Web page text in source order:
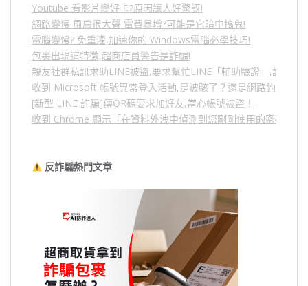
Youtube 看影片變好卡?原因讓人好驚訝!
網路變慢 風扇很大聲 電費暴增?可能是它暗中搞鬼!
電腦變慢? 免重灌,加速你的 Windows電腦必學技巧!
包裹出現這特徵,超商店員警告是詐騙!
親友社群私訊求助LINE被盜,要求幫忙LINE「輔助驗證」,詐騙
收到 Microsoft 帳號異常登入活動,是被駭了？還是網路釣魚？
[新型 LINE 詐騙]傳QR碼要求加好友,當心帳號被盜！
收到 Chrome 顯示「在資料外洩中偵測到您剛剛使用的密碼」
反詐騙熱門文章